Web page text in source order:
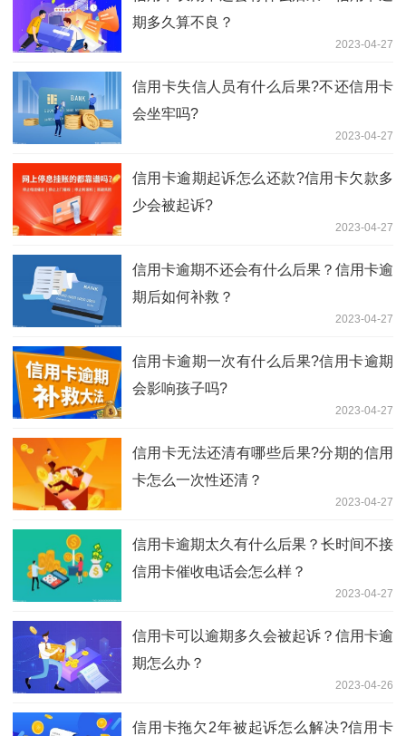
期多久算不良？
2023-04-27
信用卡失信人员有什么后果?不还信用卡
会坐牢吗?
2023-04-27
信用卡逾期起诉怎么还款?信用卡欠款多
少会被起诉?
2023-04-27
信用卡逾期不还会有什么后果？信用卡逾
期后如何补救？
2023-04-27
信用卡逾期一次有什么后果?信用卡逾期
会影响孩子吗?
2023-04-27
信用卡无法还清有哪些后果?分期的信用
卡怎么一次性还清？
2023-04-27
信用卡逾期太久有什么后果？长时间不接
信用卡催收电话会怎么样？
2023-04-27
信用卡可以逾期多久会被起诉？信用卡逾
期怎么办？
2023-04-26
信用卡拖欠2年被起诉怎么解决?信用卡